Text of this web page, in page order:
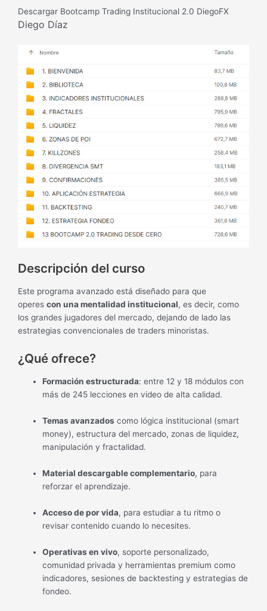
Descargar Bootcamp Trading Institucional 2.0 DiegoFX
Diego Díaz
Descripción del curso
Este programa avanzado está diseñado para que
operes con una mentalidad institucional, es decir, como
los grandes jugadores del mercado, dejando de lado las
estrategias convencionales de traders minoristas.
¿Qué ofrece?
Formación estructurada: entre 12 y 18 módulos con
más de 245 lecciones en video de alta calidad.
Temas avanzados como lógica institucional (smart
money), estructura del mercado, zonas de liquidez,
manipulación y fractalidad.
Material descargable complementario, para
reforzar el aprendizaje.
Acceso de por vida, para estudiar a tu ritmo o
revisar contenido cuando lo necesites.
Operativas en vivo, soporte personalizado,
comunidad privada y herramientas premium como
indicadores, sesiones de backtesting y estrategias de
fondeo.